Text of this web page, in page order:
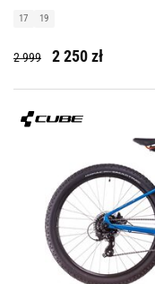
17 19
2 999 2 250 zł